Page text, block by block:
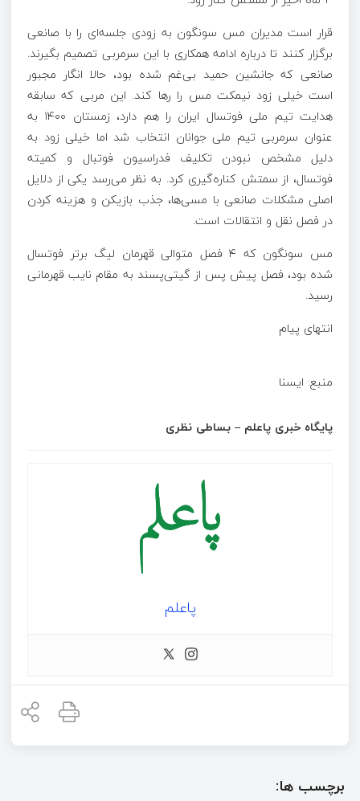
قرار است مدیران مس سونگون به زودی جلسه‌ای را با صانعی
برگزار کنند تا درباره ادامه همکاری با این سرمربی تصمیم بگیرند.
صانعی که جانشین حمید بی‌غم شده بود، حالا انگار مجبور
است خیلی زود نیمکت مس را رها کند. این مربی که سابقه
هدایت تیم ملی فوتسال ایران را هم دارد، زمستان ۱۴۰۰ به
عنوان سرمربی تیم ملی جوانان انتخاب شد اما خیلی زود به
دلیل مشخص نبودن تکلیف فدراسیون فوتبال و کمیته
فوتسال، از سمتش کناره‌گیری کرد. به نظر می‌رسد یکی از دلایل
اصلی مشکلات صانعی با مسی‌ها، جذب بازیکن و هزینه کردن
در فصل نقل و انتقالات است.
مس سونگون که ۴ فصل متوالی قهرمان لیگ برتر فوتسال
شده بود، فصل پیش پس از گیتی‌پسند به مقام نایب قهرمانی
رسید.
انتهای پیام
منبع: ایسنا
پایگاه خبری پاعلم – بساطی نظری
پاعلم
برچسب ها: